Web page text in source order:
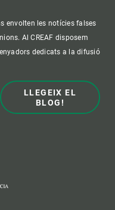
envolten les notícies falses
Al CREAF disposem
dedicats a la difusió
LLEGEIX EL
BLOG!